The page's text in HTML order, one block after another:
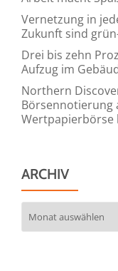
Vernetzung in
Zukunft sind
Drei bis zehn
Aufzug im
Northern
Börsennotierung
Wertpapierbörse
ARCHIV